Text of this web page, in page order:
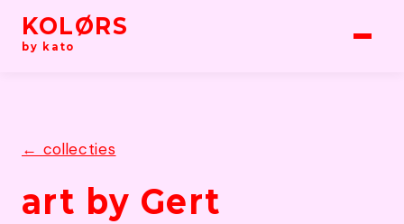
KOLØRS
by kato
← collecties
art by Gert